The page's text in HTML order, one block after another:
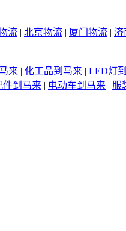
流 | 北京物流 | 厦门物流 | 济
来 | 化工品到马来 | LED灯
件到马来 | 电动车到马来 | 服